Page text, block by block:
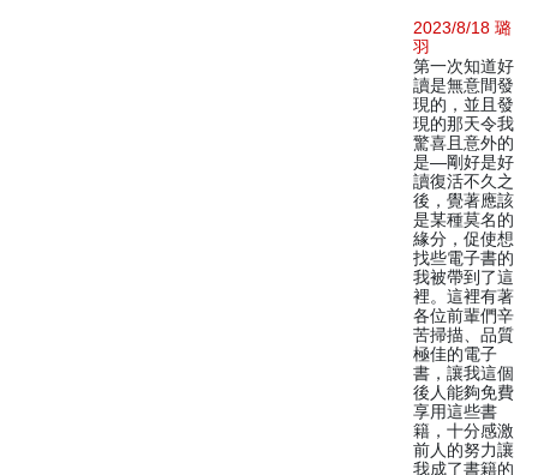
2023/8/18 璐
羽
第一次知道好
讀是無意間發
現的，並且發
現的那天令我
驚喜且意外的
是—剛好是好
讀復活不久之
後，覺著應該
是某種莫名的
緣分，促使想
找些電子書的
我被帶到了這
裡。這裡有著
各位前輩們辛
苦掃描、品質
極佳的電子
書，讓我這個
後人能夠免費
享用這些書
籍，十分感激
前人的努力讓
我成了書籍的